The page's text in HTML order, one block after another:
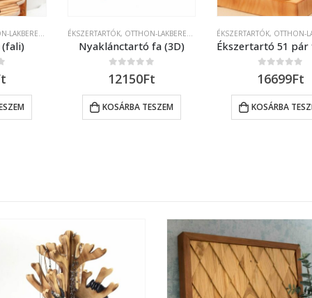
ÉKSZERTARTÓK, OTTHON-LAKBERENDEZÉS
Nyaklánctartó fa (3D)
0 out of 5
12150Ft
KOSÁRBA TESZEM
ÉKSZERTARTÓK, OTTHON-
0out of 5
16699Ft
KOSÁRBA